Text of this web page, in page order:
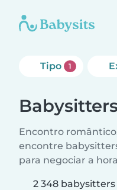
Tipo 1
Encontro
encontre
para negociar a
2 348